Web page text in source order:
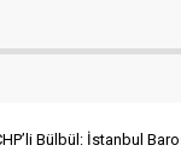
başkan
Bülbül: İstanbul